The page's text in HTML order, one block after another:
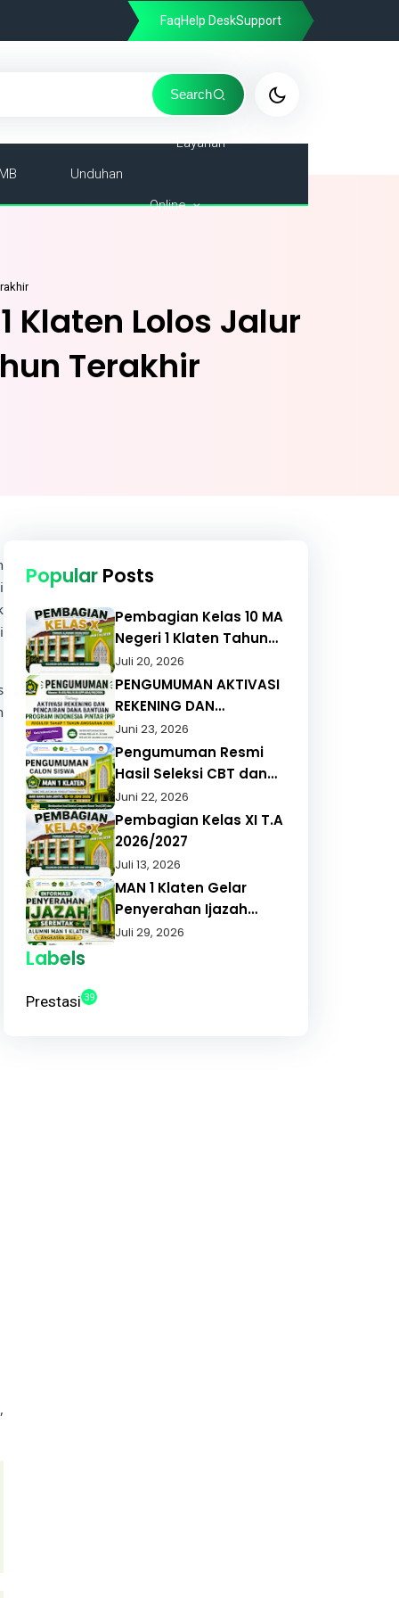
FaqHelp DeskSupport
Search
Unduhan
Layanan
Online
Klaten Lolos Jalur
Terakhir
,
Popular Posts
Pembagian Kelas 10 MA
Negeri 1 Klaten Tahun
Ajaran 2026/2027
Juli 20, 2026
PENGUMUMAN AKTIVASI
REKENING DAN
PENCAIRAN DANA
BANTUAN PROGRAM
INDONESIA PINTAR (PIP)
REGULER TAHAP 1 TAHUN
ANGGARAN 2026
Juni 23, 2026
Pengumuman Resmi
Hasil Seleksi CBT dan
Wawancara PMBM MAN
1 Klaten Tahun
Pelajaran 2026/2027
Juni 22, 2026
Pembagian Kelas XI T.A
2026/2027
Juli 13, 2026
MAN 1 Klaten Gelar
Penyerahan Ijazah
Serentak Angkatan
Juli 29, 2026
Labels
Prestasi 39